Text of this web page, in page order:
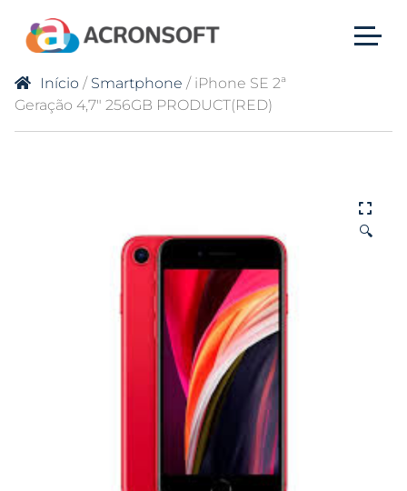
Início / Smartphone / iPhone SE 2ª
Geração 4,7″ 256GB PRODUCT(RED)
🔍